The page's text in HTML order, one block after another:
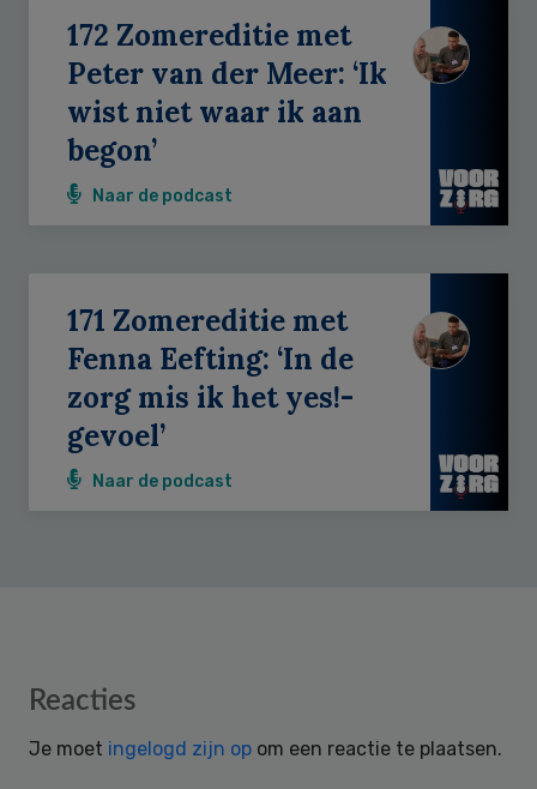
172 Zomereditie met
Peter van der Meer: ‘Ik
wist niet waar ik aan
begon’
Naar de podcast
171 Zomereditie met
Fenna Eefting: ‘In de
zorg mis ik het yes!-
gevoel’
Naar de podcast
Reader
Reacties
Je moet ingelogd zijn op om een reactie te plaatsen.